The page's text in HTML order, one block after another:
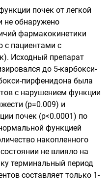
почек от легкой
не обнаружено
фармакокинетики
с пациентами с
Исходный препарат
до 5-карбокси-
пирфенидона была
с нарушением функции
(р=0.009) и
почек (р<0.0001) по
функцией
накопленного
не влияло на
терминальный период
составляет только 1-